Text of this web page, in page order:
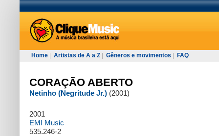
Home Artistas de A a Z Gêneros e movimentos FAQ
CORAÇÃO ABERTO
Netinho (Negritude Jr.) (2001)
2001
EMI Music
535.246-2